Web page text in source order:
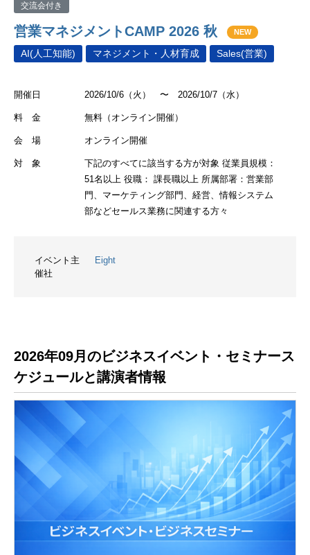
交流会付き
営業マネジメントCAMP 2026 秋 NEW
AI(人工知能) マネジメント・人材育成 Sales(営業)
開催日 2026/10/6（火） 〜 2026/10/7（水）
料 金 無料（オンライン開催）
会 場 オンライン開催
対 象
下記のすべてに該当する方が対象 従業員規模：
51名以上 役職： 課長職以上 所属部署：営業部
門、マーケティング部門、経営、情報システム
部などセールス業務に関連する方々
イベント主
催社
Eight
2026年09月のビジネスイベント・セミナース
ケジュールと講演者情報